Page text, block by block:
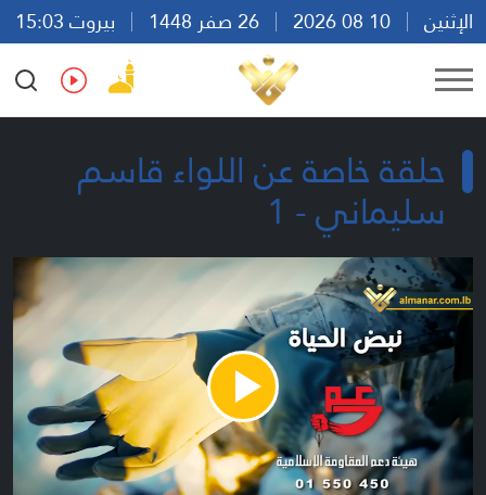
الإثنين
بيروت 15:03
Ar
En Fr Es
حلقة خاصة عن اللواء قاسم
سليماني - 1
Play
Video